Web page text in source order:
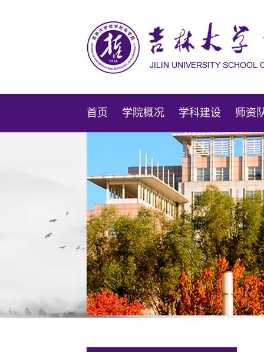
首页 学院概况 学科建设 师资